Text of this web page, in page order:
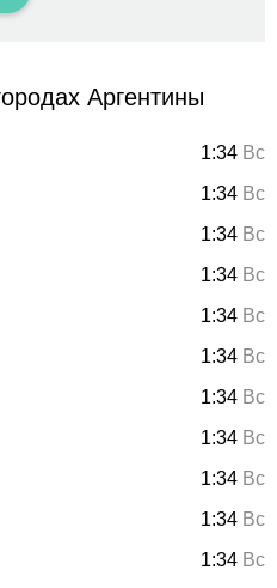
Аргентины
1:34 Вс
1:34 Вс
1:34 Вс
1:34 Вс
1:34 Вс
1:34 Вс
1:34 Вс
1:34 Вс
1:34 Вс
1:34 Вс
1:34 Вс